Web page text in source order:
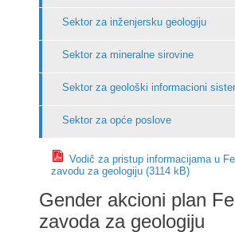
Sektor za inženjersku geologiju
Sektor za mineralne sirovine
Sektor za geološki informacioni
Sektor za opće poslove
Vodič za pristup informacijama u
zavodu za geologiju (3114 kB)
Gender akcioni plan
zavoda za geologiju